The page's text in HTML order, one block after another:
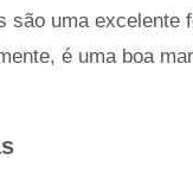
são uma excelente
é uma boa